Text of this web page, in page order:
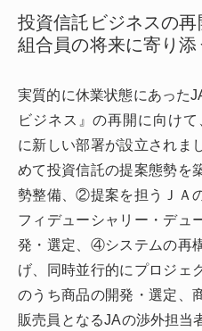
投資信託ビジネスの再
組合員の将来に寄り添
実質的に休業状態にあった
ビジネス』の再開に向け
に新しい部署が設立されま
めて投資信託の提案態勢を
勢整備、②提案を担うＪＡ
フィデューシャリー・デュ
発・選定、④システムの再
げ、同時並行的にプロジェ
のうち商品の開発・選定、
販売員となるJAの渉外担当